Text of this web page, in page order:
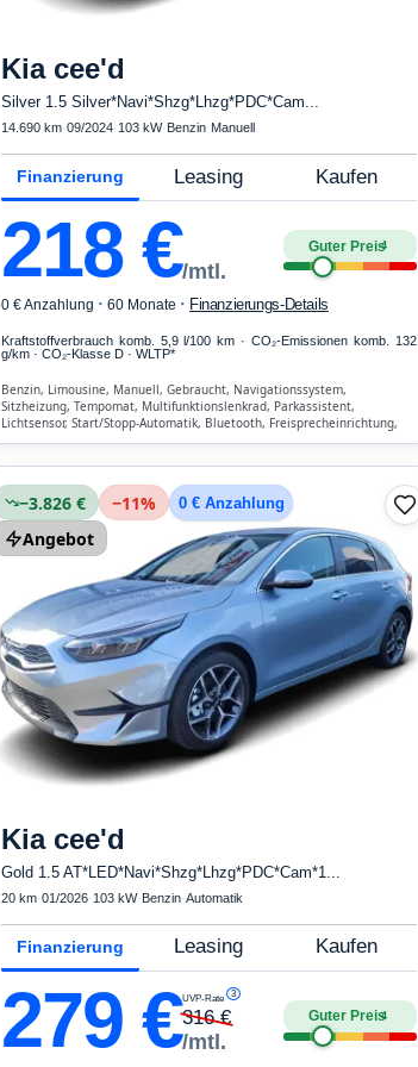
Kia cee'd
Silver 1.5 Silver*Navi*Shzg*Lhzg*PDC*Cam...
14.690 km·09/2024· 103 kW· Benzin· Manuell
Finanzierung Leasing Kaufen
218€/mtl.
Guter Preis4
0 € Anzahlung · 60 Monate · Finanzierungs-Details
Kraftstoffverbrauch komb. 5,9 l/100 km · CO₂-Emissionen komb. 132
g/km · CO₂-Klasse D · WLTP*
Benzin, Limousine, Manuell, Gebraucht, Navigationssystem,
Sitzheizung, Tempomat, Multifunktionslenkrad, Parkassistent,
Lichtsensor, Start/Stopp-Automatik, Bluetooth, Freisprecheinrichtung,
Verkehrszeichen-Erkennung, ESP, ABS, Klimaanlage, Fahrer-Airbag
−3.826 € −11% 0 € Anzahlung
Angebot
Kia cee'd
Gold 1.5 AT*LED*Navi*Shzg*Lhzg*PDC*Cam*1...
20 km·01/2026· 103 kW· Benzin·Automatik
Finanzierung Leasing Kaufen
279 €UVP-Rate 3
316€
/mtl.
Guter Preis4